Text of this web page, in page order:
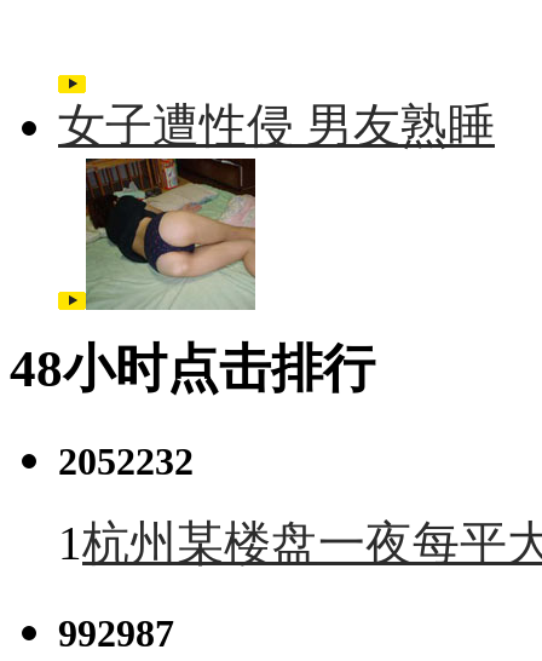
女子遭性侵 男友熟睡
48小时点击排行
2052232
1杭州某楼盘一夜每平
992987